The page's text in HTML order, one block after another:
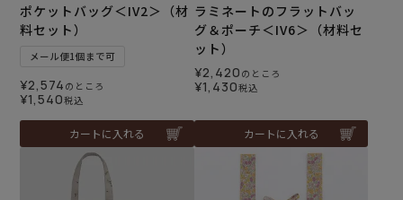
ポケットバッグ＜IV2＞（材
料セット）
メール便1個まで可
¥2,574 のところ
¥1,540税込
カートに入れる
ラミネートのフラットバッ
グ＆ポーチ＜IV6＞（材料セ
ット）
¥2,420 のところ
¥1,430税込
カートに入れる